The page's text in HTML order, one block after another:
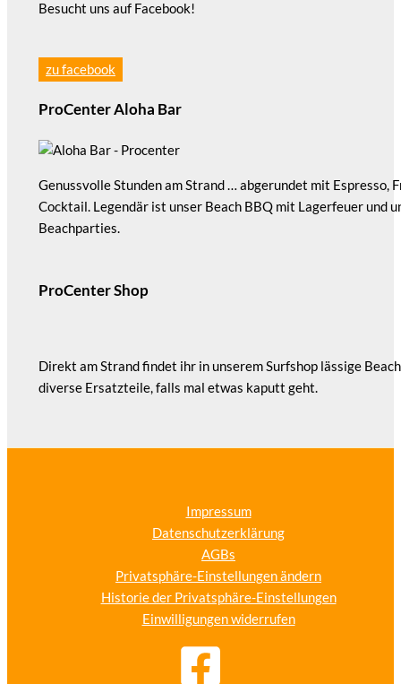
Besucht uns auf Facebook!
zu facebook
ProCenter Aloha Bar
Genussvolle Stunden am Strand … abgerundet mit Espresso,
Cocktail. Legendär ist unser Beach BBQ mit Lagerfeuer und
Beachparties.
ProCenter Shop
Direkt am Strand findet ihr in unserem Surfshop lässige
diverse Ersatzteile, falls mal etwas kaputt geht.
Impressum
Datenschutzerklärung
AGBs
Privatsphäre-Einstellungen ändern
Historie der Privatsphäre-Einstellungen
Einwilligungen widerrufen